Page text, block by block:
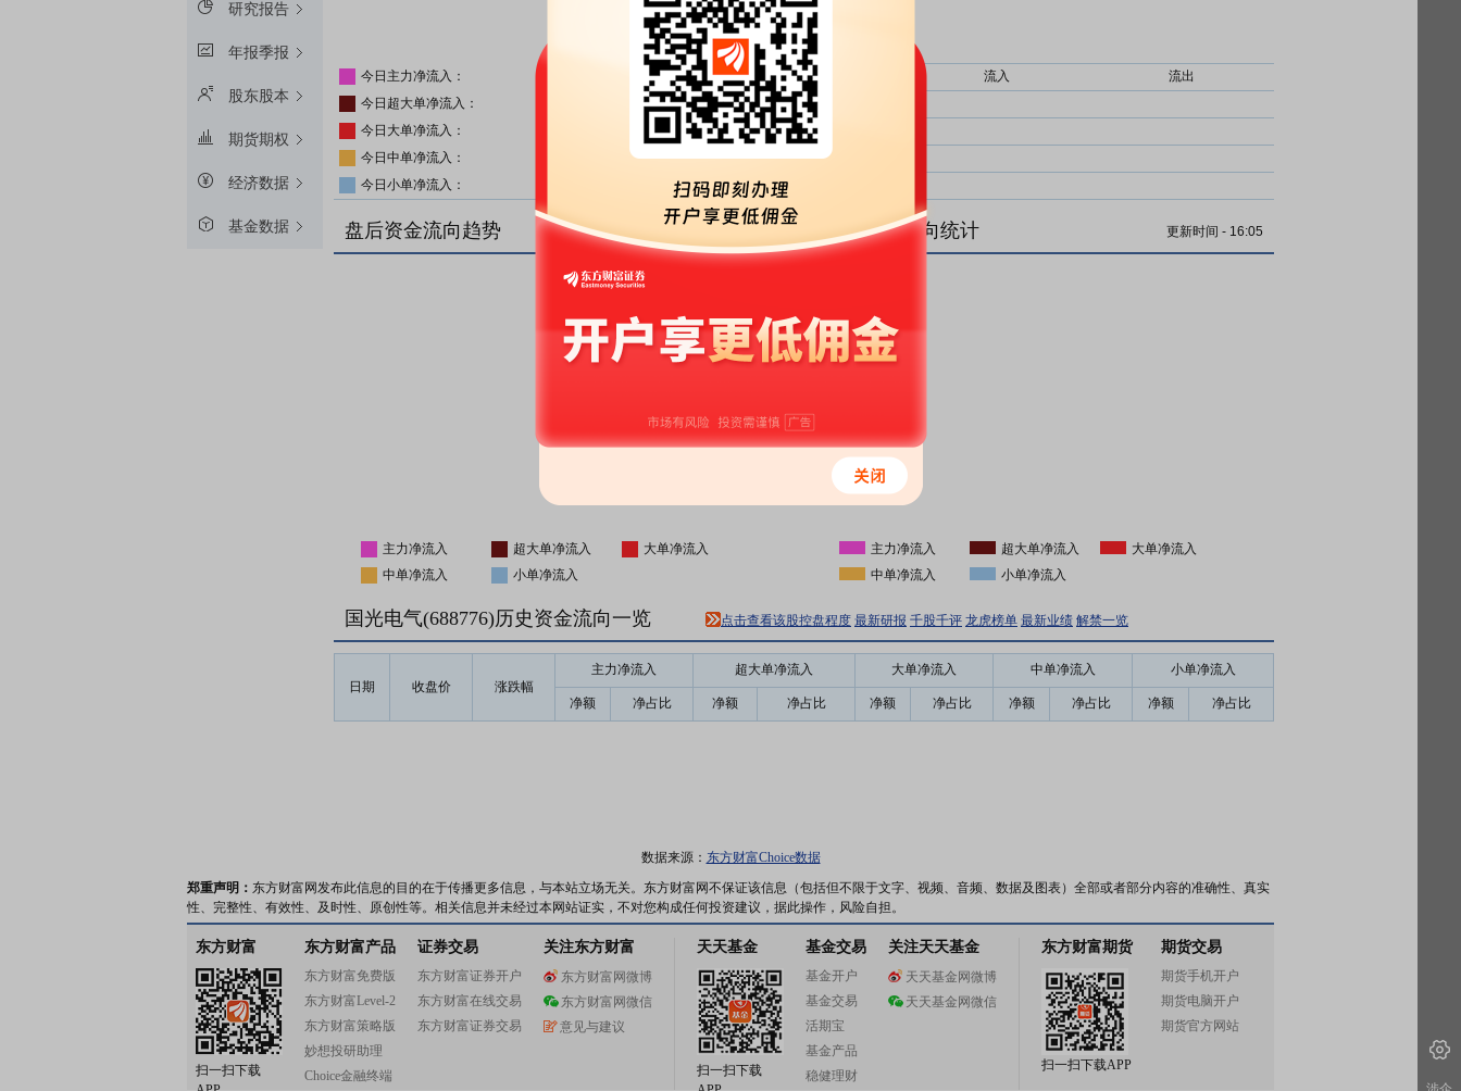
研究报告
年报季报
股东股本
期货期权
经济数据
基金数据
今日主力净流入：
主力净比：
今日超大单净流入：
超大单净比：
今日大单净流入：
大单净比：
今日中单净流入：
中单净比：
今日小单净流入：
流入
流出
盘后资金流向趋势
主力净流入 超大单净流入
大单净流入
中单净流入
小单净流入
盘后资金流向统计 更新时间 - 16:05
主力净流入 超大单净流入
大单净流入
中单净流入
小单净流入
国光电气(688776)历史资金流向一览 点击查看该股控盘程度 最新研报 千股千评 龙虎榜单 最新业绩 解禁一览
日期 收盘价 涨跌幅
主力净流入 超大单净流入 大单净流入 中单净流入 小单净流入
净额 净占比 净额 净占比 净额 净占比 净额 净占比 净额 净占比
数据来源： 东方财富Choice数据
郑重声明： 东方财富网发布此信息的目的在于传播更多信息，与本站立场无关。东方财富网不保证该信息（包括但不限于文字、视频、音频、数据及图表）全部或者部分内容的准确性、真实
性、完整性、有效性、及时性、原创性等。相关信息并未经过本网站证实，不对您构成任何投资建议，据此操作，风险自担。
东方财富
扫一扫下载
东方财富产品
东方财富免费版
东方财富Level-2
东方财富策略版
妙想投研助理
Choice金融终端
证券交易
东方财富证券开户
东方财富在线交易
东方财富证券交易
关注东方财富
东方财富网微博
东方财富网微信
意见与建议
天天基金
扫一扫下载
基金交易
基金开户
基金交易
活期宝
基金产品
稳健理财
关注天天基金
天天基金网微博
天天基金网微信
东方财富期货
扫一扫下载APP
期货交易
期货手机开户
期货电脑开户
期货官方网站